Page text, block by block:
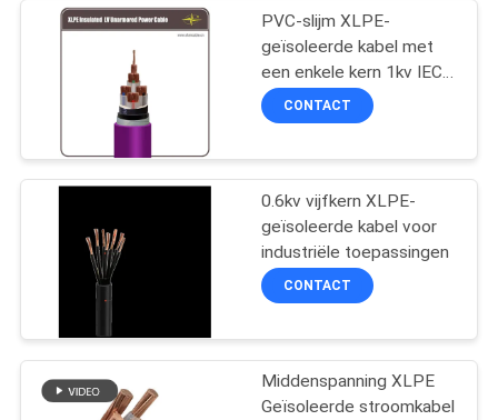
NEWS
SITEMAP
PRIVACYBELEID
lage rook nul
halogeenkabel
Brandwerende kabel
108
PVC-slijm XLPE-
geïsoleerde kabel met
een enkele kern 1kv IEC
60502CONTACT
0.6kv vijfkern XLPE-
geïsoleerde kabel voor
industriële toepassingen
CONTACT
Middenspanning XLPE
Geïsoleerde stroomkabel